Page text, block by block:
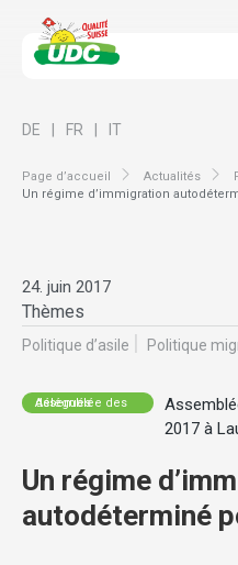
Page d’accueil Actualités
Un régime d’immigration
DE FR IT
24. juin 2017
Thèmes
Politique d’asile Politique
Assemblée des délégués
2017 à
Un régime
autodéterminé